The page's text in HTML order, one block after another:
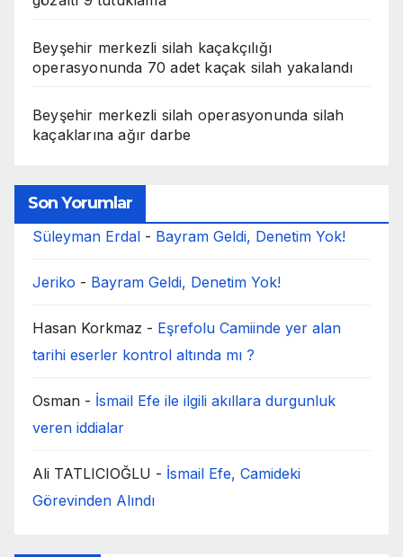
Beyşehir merkezli silah kaçakçılığı
operasyonunda 70 adet kaçak silah yakalandı
Beyşehir merkezli silah operasyonunda silah
kaçaklarına ağır darbe
Son Yorumlar
Süleyman Erdal - Bayram Geldi, Denetim Yok!
Jeriko - Bayram Geldi, Denetim Yok!
Hasan Korkmaz - Eşrefolu Camiinde yer alan
tarihi eserler kontrol altında mı ?
Osman - İsmail Efe ile ilgili akıllara durgunluk
veren iddialar
Ali TATLICIOĞLU - İsmail Efe, Camideki
Görevinden Alındı